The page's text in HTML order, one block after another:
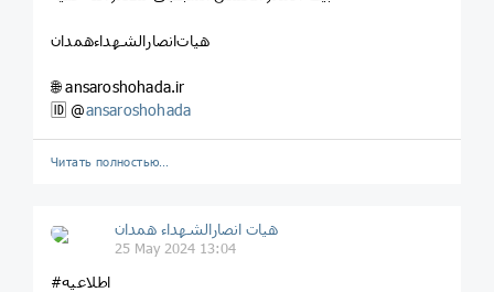
هیات‌انصارالشهداءهمدان
🌐 ansaroshohada.ir
🆔 @ansaroshohada
Читать полностью…
هیات انصارالشهداء همدان
25 May 2024 13:04
#اطلاعیه